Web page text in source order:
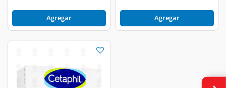
Agregar Agregar